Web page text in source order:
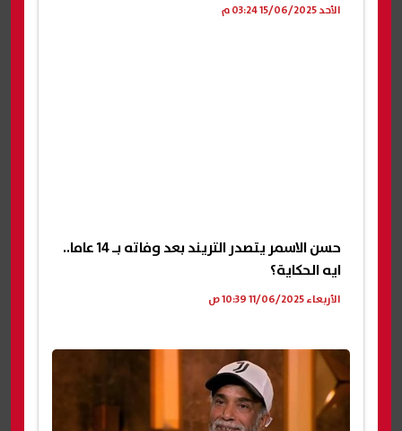
الأحد 15/06/2025 03:24 م
حسن الاسمر يتصدر التريند بعد وفاته بـ 14 عاما..
ايه الحكاية؟
الأربعاء 11/06/2025 10:39 ص